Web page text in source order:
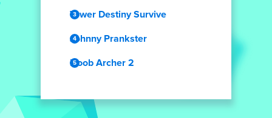
Tower Destiny Survive
Johnny Prankster
Noob Archer 2